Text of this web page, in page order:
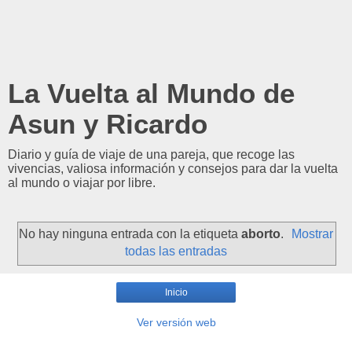
La Vuelta al Mundo de
Asun y Ricardo
Diario y guía de viaje de una pareja, que recoge las
vivencias, valiosa información y consejos para dar la vuelta
al mundo o viajar por libre.
No hay ninguna entrada con la etiqueta aborto.
Mostrar
todas las entradas
Inicio
Ver versión web